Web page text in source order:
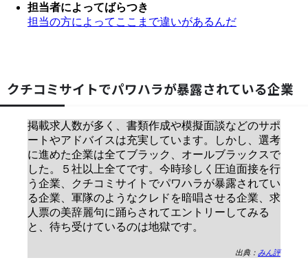
担当者によってばらつき
担当の方によってここまで違いがあるんだ
クチコミサイトでパワハラが暴露されている企業
掲載求人数が多く、書類作成や模擬面談などのサポ
ートやアドバイスは充実しています。しかし、選考
に進めた企業は全てブラック、オールブラックスで
した。５社以上全てです。今時珍しく圧迫面接を行
う企業、クチコミサイトでパワハラが暴露されてい
る企業、軍隊のようなクレドを暗唱させる企業、求
人票の美辞麗句に踊らされてエントリーしてみる
と、待ち受けているのは地獄です。
出典： みん評